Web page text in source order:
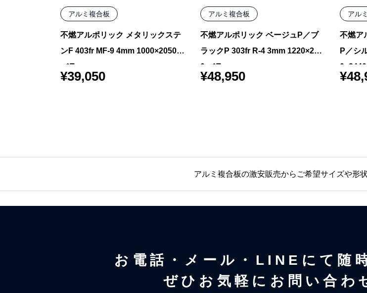
アルミ複合板
不燃アルポリック メタリックステ
ンF 403fr MF-9 4mm 1000×2050
バラ
¥39,050
アルミ複合板
不燃アルポリック ベージュP／ブ
ラックP 303fr R-4 3mm 1220×244
0 バラ
¥48,950
アル
不燃ア
P／シ
¥
アルミ複合板の激安販売からご希望サイズや形
お電話・メール・LINEにて随
ぜひお気軽にお問い合わ